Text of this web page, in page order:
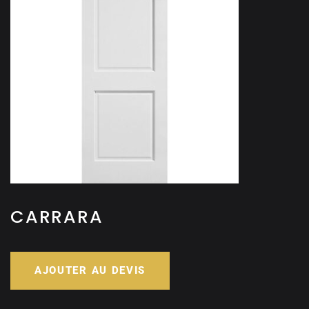
CARRARA
AJOUTER AU DEVIS